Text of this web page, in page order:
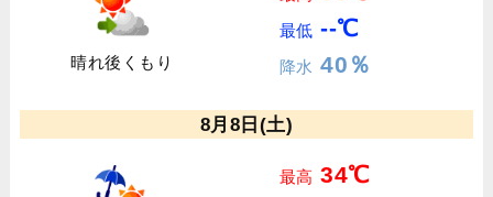
晴れ後くもり
最低 --℃
降水 40％
8月8日(土)
最高 34℃